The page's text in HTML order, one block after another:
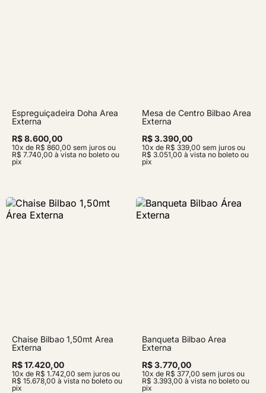
Espreguiçadeira Doha Área
Externa
R$ 8.600,00
10x de R$ 860,00 sem juros ou
R$ 7.740,00 à vista no boleto ou
pix
Mesa de Centro Bilbao Área
Externa
R$ 3.390,00
10x de R$ 339,00 sem juros ou
R$ 3.051,00 à vista no boleto ou
pix
Chaise Bilbao 1,50mt Área
Externa
R$ 17.420,00
10x de R$ 1.742,00 sem juros ou
R$ 15.678,00 à vista no boleto ou
pix
Banqueta Bilbao Área
Externa
R$ 3.770,00
10x de R$ 377,00 sem juros ou
R$ 3.393,00 à vista no boleto ou
pix